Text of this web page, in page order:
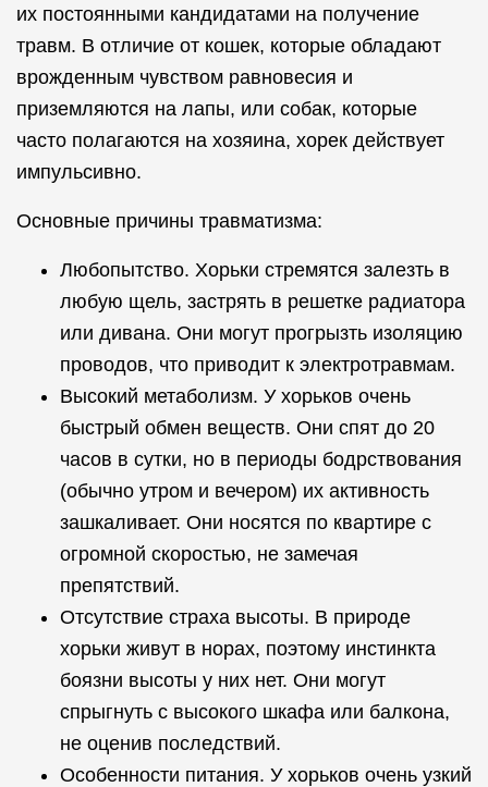
их постоянными кандидатами на получение
травм. В отличие от кошек, которые обладают
врожденным чувством равновесия и
приземляются на лапы, или собак, которые
часто полагаются на хозяина, хорек действует
импульсивно.
Основные причины травматизма:
Любопытство. Хорьки стремятся залезть в
любую щель, застрять в решетке радиатора
или дивана. Они могут прогрызть изоляцию
проводов, что приводит к электротравмам.
Высокий метаболизм. У хорьков очень
быстрый обмен веществ. Они спят до 20
часов в сутки, но в периоды бодрствования
(обычно утром и вечером) их активность
зашкаливает. Они носятся по квартире с
огромной скоростью, не замечая
препятствий.
Отсутствие страха высоты. В природе
хорьки живут в норах, поэтому инстинкта
боязни высоты у них нет. Они могут
спрыгнуть с высокого шкафа или балкона,
не оценив последствий.
Особенности питания. У хорьков очень узкий